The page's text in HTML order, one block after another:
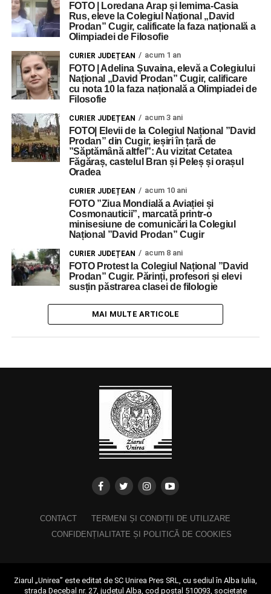
FOTO | Loredana Arap și Iemima-Casia
Rus, eleve la Colegiul Național „David
Prodan” Cugir, calificate la faza națională a
Olimpiadei de Filosofie
CURIER JUDEȚEAN acum 1 an
FOTO | Adelina Șuvaina, elevă a Colegiului
Național „David Prodan” Cugir, calificare
cu nota 10 la faza națională a Olimpiadei de
Filosofie
CURIER JUDEȚEAN acum 3 ani
FOTO| Elevii de la Colegiul Național ”David
Prodan” din Cugir, ieșiri în țară de
”Săptămână altfel”: Au vizitat Cetatea
Făgăraș, castelul Bran și Peleș și orașul
Oradea
CURIER JUDEȚEAN acum 10 ani
FOTO ”Ziua Mondială a Aviației și
Cosmonauticii”, marcată printr-o
minisesiune de comunicări la Colegiul
Național ”David Prodan” Cugir
CURIER JUDEȚEAN acum 8 ani
FOTO Protest la Colegiul Național ”David
Prodan” Cugir. Părinți, profesori și elevi
susțin păstrarea clasei de filologie
MAI MULTE ARTICOLE
CONTACT
TERMENI ȘI CONDIȚII DE UTILIZARE
CONFIDENȚIALITATE ȘI POLITICĂ DE COOKIES
Ziarul „Unirea” este editat de SC Unirea Pres SRL, cu sediul în Alba Iulia,
strada Decebal nr. 27, județul Alba, cod poștal 510093, societate